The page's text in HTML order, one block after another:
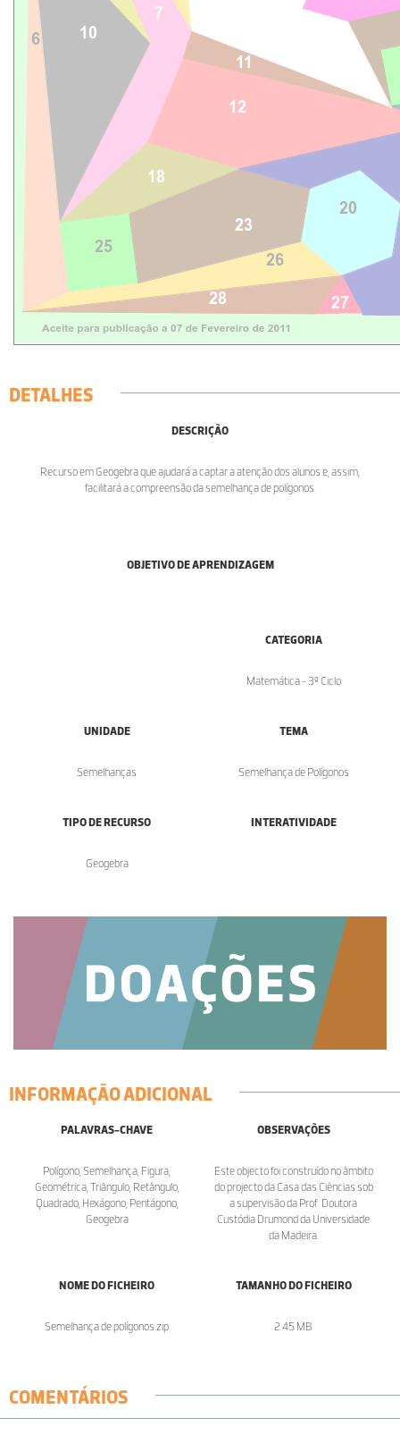
DETALHES
DESCRIÇÃO
Recurso em Geogebra que ajudará a captar a atenção dos alunos e, assim,
facilitará a compreensão da semelhança de polígonos.
OBJETIVO DE APRENDIZAGEM
CATEGORIA
Matemática - 3º Ciclo
UNIDADE
Semelhanças
TEMA
Semelhança de Polígonos
TIPO DE RECURSO
Geogebra
INTERATIVIDADE
INFORMAÇÃO ADICIONAL
PALAVRAS-CHAVE
Polígono, Semelhança, Figura,
Geométrica, Triângulo, Retângulo,
Quadrado, Hexágono, Pentágono,
Geogebra
OBSERVAÇÕES
Este objecto foi construído no âmbito
do projecto da Casa das Ciências sob
a supervisão da Prof. Doutora
Custódia Drumond da Universidade
da Madeira.
NOME DO FICHEIRO
Semelhança de polígonos.zip
TAMANHO DO FICHEIRO
2.45 MB
COMENTÁRIOS